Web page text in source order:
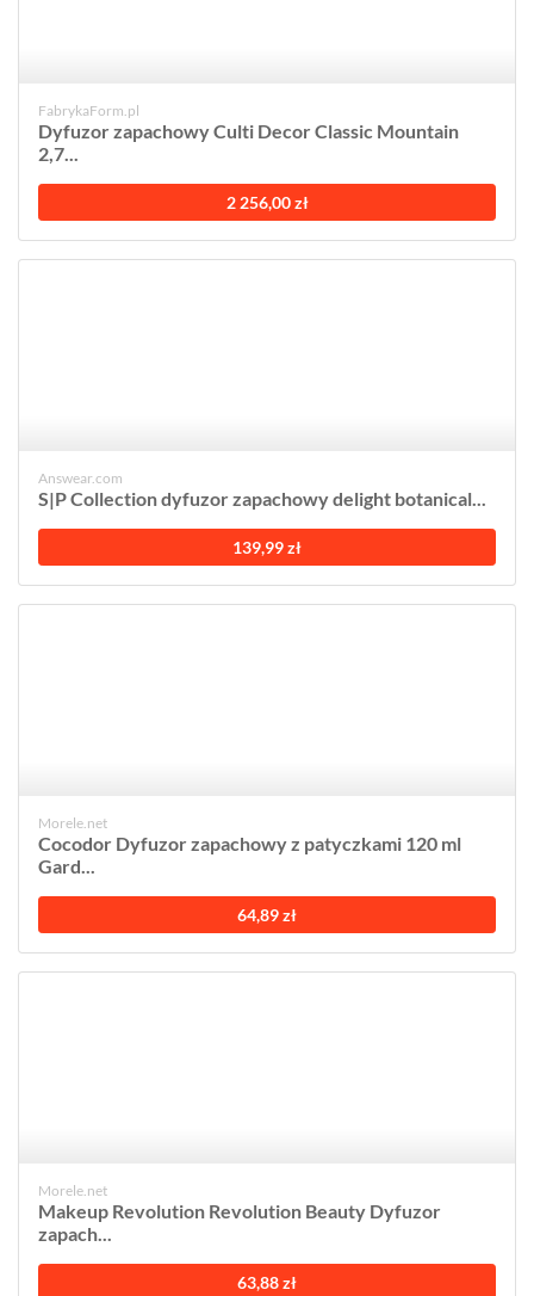
FabrykaForm.pl
Dyfuzor zapachowy Culti Decor Classic Mountain
2,7...
2 256,00 zł
Answear.com
S|P Collection dyfuzor zapachowy delight botanical...
139,99 zł
Morele.net
Cocodor Dyfuzor zapachowy z patyczkami 120 ml
Gard...
64,89 zł
Morele.net
Makeup Revolution Revolution Beauty Dyfuzor
zapach...
63,88 zł